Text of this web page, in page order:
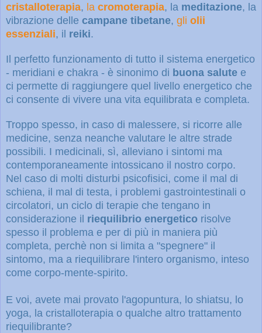
cristalloterapia, la cromoterapia, la meditazione, la
vibrazione delle campane tibetane, gli olii
essenziali, il reiki.
Il perfetto funzionamento di tutto il sistema energetico
- meridiani e chakra - è sinonimo di buona salute e
ci permette di raggiungere quel livello energetico che
ci consente di vivere una vita equilibrata e completa.
Troppo spesso, in caso di malessere, si ricorre alle
medicine, senza neanche valutare le altre strade
possibili. I medicinali, sì, alleviano i sintomi ma
contemporaneamente intossicano il nostro corpo.
Nel caso di molti disturbi psicofisici, come il mal di
schiena, il mal di testa, i problemi gastrointestinali o
circolatori, un ciclo di terapie che tengano in
considerazione il riequilibrio energetico risolve
spesso il problema e per di più in maniera più
completa, perchè non si limita a "spegnere" il
sintomo, ma a riequilibrare l'intero organismo, inteso
come corpo-mente-spirito.
E voi, avete mai provato l'agopuntura, lo shiatsu, lo
yoga, la cristalloterapia o qualche altro trattamento
riequilibrante?